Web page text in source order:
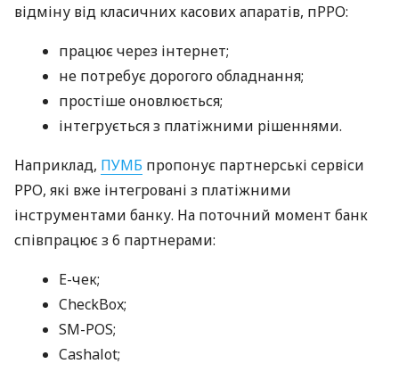
відміну від класичних касових апаратів, пРРО:
працює через інтернет;
не потребує дорогого обладнання;
простіше оновлюється;
інтегрується з платіжними рішеннями.
Наприклад, ПУМБ пропонує партнерські сервіси
РРО, які вже інтегровані з платіжними
інструментами банку. На поточний момент банк
співпрацює з 6 партнерами:
E-чек;
CheckBox;
SM-POS;
Cashalot;